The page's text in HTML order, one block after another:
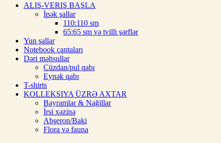
ALIŞ-VERIŞ BAŞLA
İpək şallar
110:110 sm
65:65 sm və tvilli şərflər
Yun şallar
Notebook çantaları
Dəri məhsullar
Cüzdan/pul qabı
Eynək qabı
T-shirts
KOLLEKSIYA ÜZRƏ AXTAR
Bayramlar & Nağillar
İrsi xəzinə
Abşeron/Baki
Flora və fauna